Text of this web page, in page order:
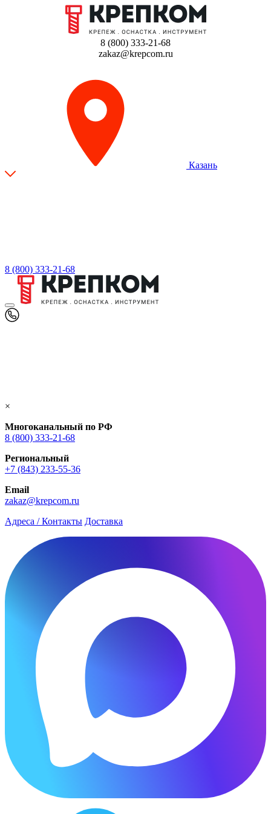
8 (800) 333-21-68
zakaz@krepcom.ru
Казань
8 (800) 333-21-68
×
Многоканальный по РФ
8 (800) 333‑21-68
Региональный
+7 (843) 233-55-36
Email
zakaz@krepcom.ru
Адреса / Контакты Доставка